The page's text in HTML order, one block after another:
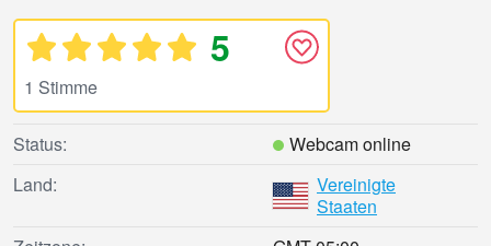
5
1 Stimme
Status:
Webcam online
Land:
Vereinigte
Staaten